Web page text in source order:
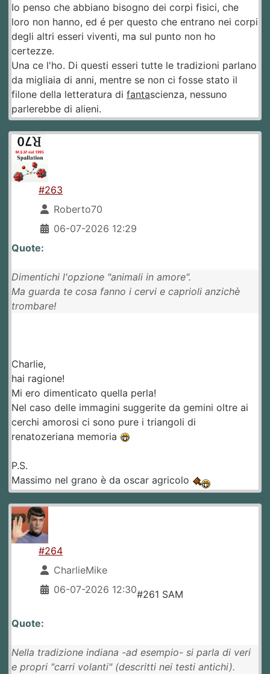
Io penso che abbiano bisogno dei corpi fisici, che
loro non hanno, ed é per questo che entrano nei corpi
degli altri esseri viventi, ma sul punto non ho
certezze.
Una ce l'ho. Di questi esseri tutte le tradizioni parlano
da migliaia di anni, mentre se non ci fosse stato il
filone della letteratura di fantascienza, nessuno
parlerebbe di alieni.
#263
Roberto70
06-07-2026 12:29
Quote:
Dimentichi l'opzione "animali in amore".
Ma guarda te cosa fanno i cervi e caprioli anzichè
trombare!
Charlie,
hai ragione!
Mi ero dimenticato quella perla!
Nel caso delle immagini suggerite da gemini oltre ai
cerchi amorosi ci sono pure i triangoli di
renatozeriana memoria
P.S.
Massimo nel grano è da oscar agricolo
#264
CharlieMike
06-07-2026 12:30#261 SAM
Quote:
Nella tradizione indiana -ad esempio- si parla di veri
e propri "carri volanti" (descritti nei testi antichi).